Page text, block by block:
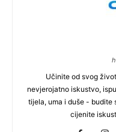
Učinite od svog
nevjerojatno iskustvo,
tijela, uma i duše - budite
cijenite